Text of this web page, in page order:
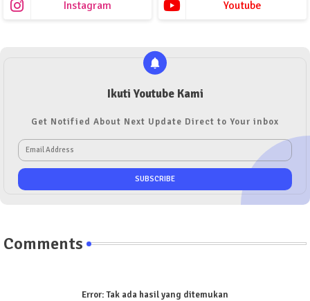
Instagram Youtube
Ikuti Youtube Kami
Get Notified About Next Update Direct to Your inbox
Comments
Error:Tak ada hasil yang ditemukan